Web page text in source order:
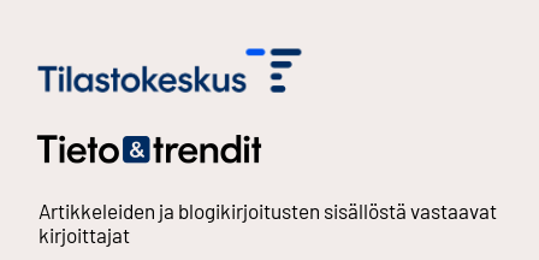
Artikkeleiden ja blogikirjoitusten sisällöstä vastaavat
kirjoittajat